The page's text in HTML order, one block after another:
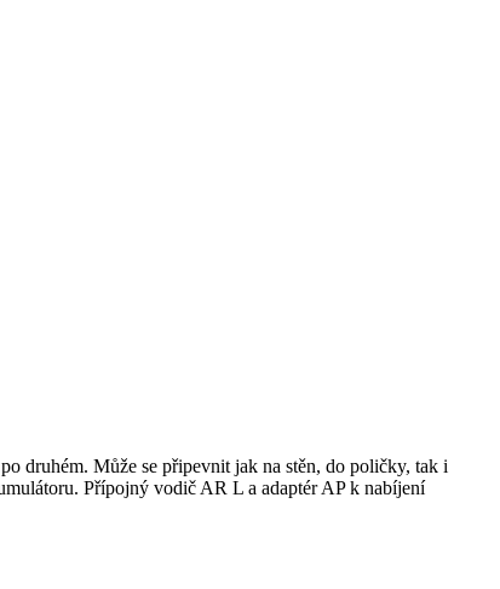
druhém. Může se připevnit jak na stěn, do poličky, tak i
Přípojný vodič AR L a adaptér AP k nabíjení